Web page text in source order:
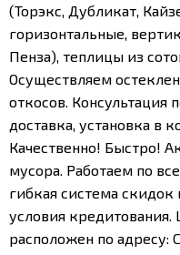
(Торэкс, Дубликат,
горизонтальные,
Пенза), теплицы из
Осуществляем
откосов. Консультация
доставка, установка в
Качественно! Быстро!
мусора. Работаем по
гибкая система
условия кредитования.
расположен по адресу: